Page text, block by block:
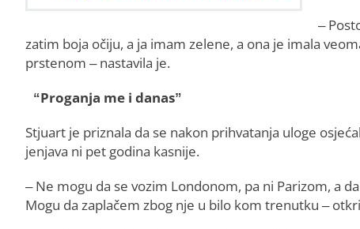
–
zatim boja očiju, a ja imam zelene, a ona je imala
prstenom – nastavila je.
“Proganja me i danas”
Stjuart je priznala da se nakon prihvatanja uloge
jenjava ni pet godina kasnije.
– Ne mogu da se vozim Londonom, pa ni Parizom, a
Mogu da zaplačem zbog nje u bilo kom trenutku –